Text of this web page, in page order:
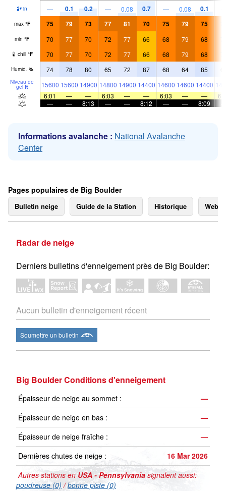
in — 0.1 0.2 — 0.08 0.7 — 0.08 0.1
max °F 75 79 73 77 81 70 75 79 75
min °F 70 77 70 72 77 66 68 79 68
chill °F 70 77 70 72 77 66 68 79 68
Humid. % 74 78 80 65 72 87 68 64 85
Niveau de
gel ft 15600 15600 14900 14800 14900 14400 14600 14600 14400
6:01
— — 6:03 — — 6:03 — —
—
— 8:13 — — 8:12 — — 8:09
Informations avalanche : National Avalanche
Center
Pages populaires de Big Boulder
Bulletin neige Guide de la Station Historique
Radar de neige
Derniers bulletins d'enneigement près de Big Boulder:
Aucun bulletin d'enneigement récent
Soumettre un bulletin
Big Boulder Conditions d'enneigement
Épaisseur de neige au sommet :
—
Épaisseur de neige en bas :
—
Épaisseur de neige fraîche :
—
Dernières chutes de neige :
16 Mar 2026
Autres stations en USA - Pennsylvania signalent aussi:
poudreuse (0) /bonne piste (0)